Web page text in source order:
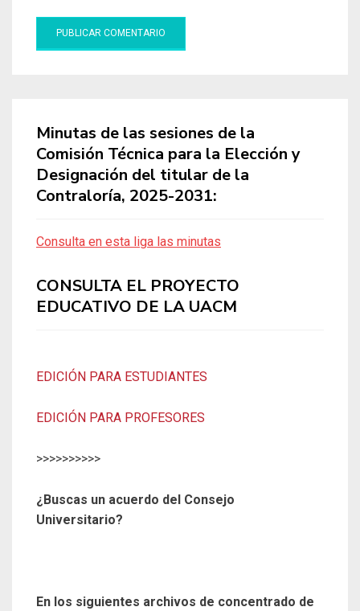
Minutas de las sesiones de la
Comisión Técnica para la Elección y
Designación del titular de la
Contraloría, 2025-2031:
Consulta en esta liga las minutas
CONSULTA EL PROYECTO
EDUCATIVO DE LA UACM
EDICIÓN PARA ESTUDIANTES
EDICIÓN PARA PROFESORES
>>>>>>>>>>
¿Buscas un acuerdo del Consejo
Universitario?
En los siguientes archivos de concentrado de